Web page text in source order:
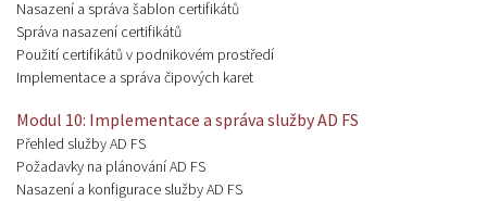
Nasazení a správa šablon certifikátů
Správa nasazení certifikátů
Použití certifikátů v podnikovém prostředí
Implementace a správa čipových karet
Modul 10: Implementace a správa služby AD FS
Přehled služby AD FS
Požadavky na plánování AD FS
Nasazení a konfigurace služby AD FS